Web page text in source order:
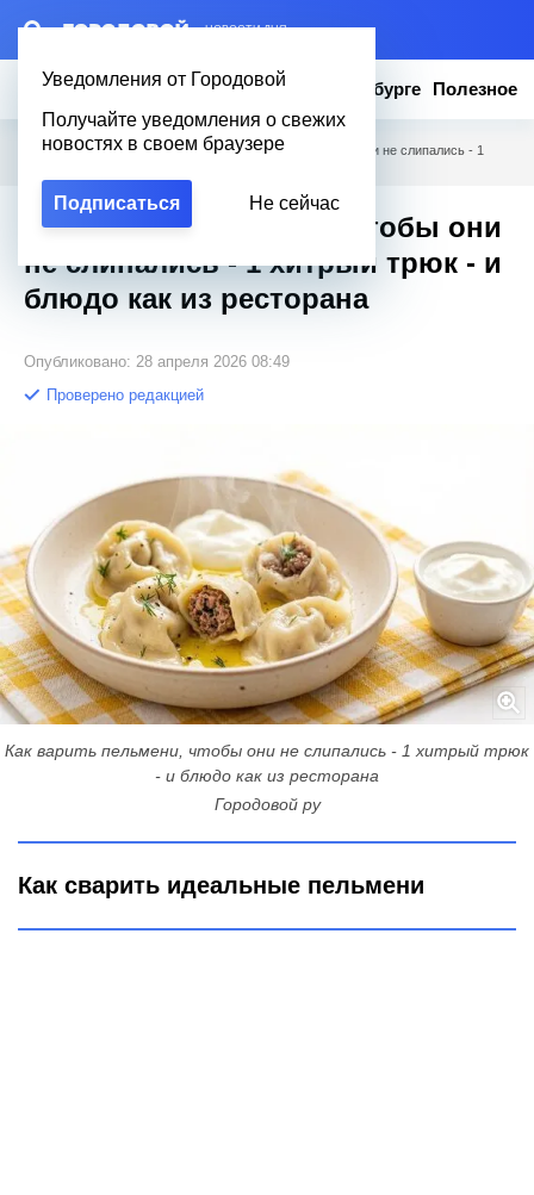
– НОВОСТИ ДНЯ
Уведомления от Городовой
Получайте уведомления о свежих
новостях в своем браузере
Подписаться Не сейчас
Новости Эксклюзив Вопросы о Петербурге Полезное
Городовой Полезное / Как варить пельмени, чтобы они не слипались - 1
Как варить пельмени, чтобы они
не слипались - 1 хитрый трюк - и
блюдо как из ресторана
Опубликовано: 28 апреля 2026 08:49
Проверено редакцией
Как варить пельмени, чтобы они не слипались - 1 хитрый трюк
- и блюдо как из ресторана
Городовой ру
Как сварить идеальные пельмени